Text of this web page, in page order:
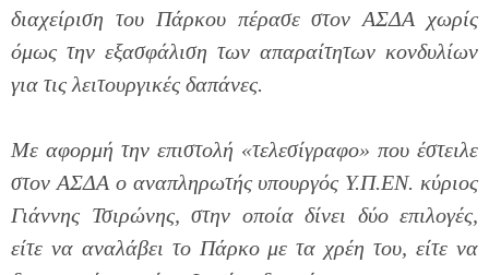
διαχείριση του Πάρκου πέρασε στον ΑΣΔΑ χωρίς
όμως την εξασφάλιση των απαραίτητων κονδυλίων
για τις λειτουργικές δαπάνες.
Με αφορμή την επιστολή «τελεσίγραφο» που έστειλε
στον ΑΣΔΑ ο αναπληρωτής υπουργός Υ.Π.ΕΝ. κύριος
Γιάννης Τσιρώνης, στην οποία δίνει δύο επιλογές,
είτε να αναλάβει το Πάρκο με τα χρέη του, είτε να